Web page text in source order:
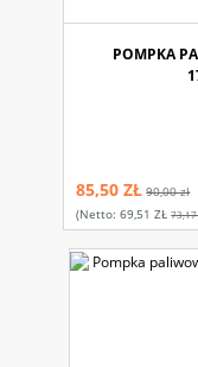
POMPKA
85,50 ZŁ 90,00 zł
(netto:69,51 ZŁ 73,17